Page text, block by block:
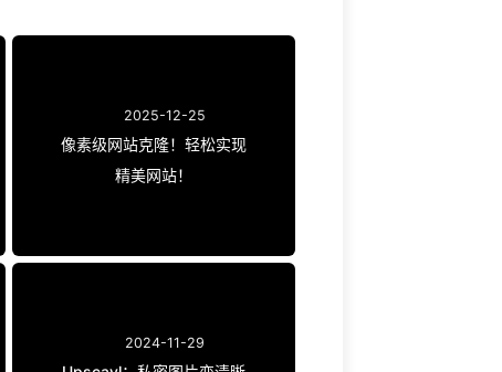
2025-12-25
像素级网站克隆！轻松实现
精美网站！
2024-11-29